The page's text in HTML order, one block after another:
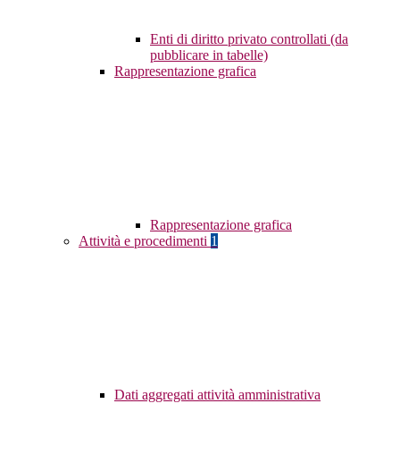
Enti di diritto privato controllati (da
pubblicare in tabelle)
Rappresentazione grafica
Rappresentazione grafica
Attività e procedimenti 1
Dati aggregati attività amministrativa